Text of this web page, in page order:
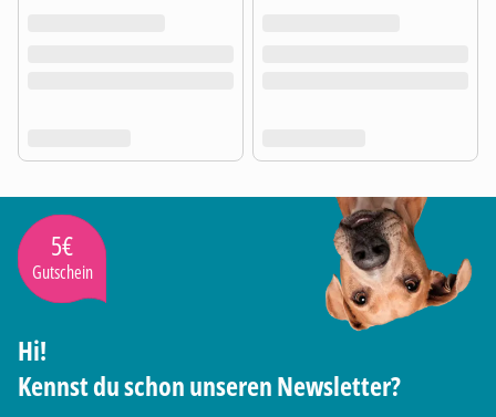
5€
Gutschein
Hi!
Kennst du schon unseren Newsletter?